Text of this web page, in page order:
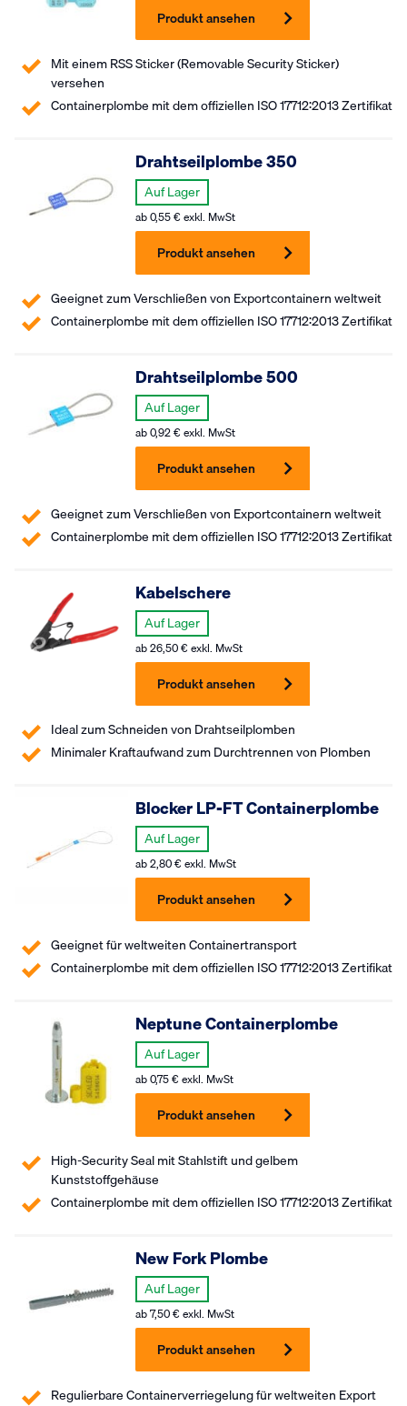
Mit einem RSS Sticker (RemovableSecurity Sticker)
versehen
Containerplombe mit dem offiziellen ISO 17712:2013 Zertifikat
Produkt ansehen
Geeignet zum Verschließen von Exportcontainern weltweit
Containerplombe mit dem offiziellen ISO 17712:2013 Zertifikat
Drahtseilplombe 350
Auf Lager
ab0,55€ exkl. MwSt
Produkt ansehen
Geeignet zum Verschließen von Exportcontainern weltweit
Containerplombe mit dem offiziellen ISO 17712:2013 Zertifikat
Drahtseilplombe 500
Auf Lager
ab0,92€ exkl. MwSt
Produkt ansehen
Ideal zum Schneiden von Drahtseilplomben
Minimaler Kraftaufwand zum Durchtrennen von Plomben
Kabelschere
Auf Lager
ab26,50€ exkl. MwSt
Produkt ansehen
Geeignet für weltweiten Containertransport
Containerplombe mit dem offiziellen ISO 17712:2013 Zertifikat
Blocker LP-FT Containerplombe
Auf Lager
ab2,80€ exkl. MwSt
Produkt ansehen
High-Security Seal mit Stahlstift und gelbem
Kunststoffgehäuse
Containerplombe mit dem offiziellen ISO 17712:2013 Zertifikat
Neptune Containerplombe
Auf Lager
ab0,75€ exkl. MwSt
Produkt ansehen
Regulierbare Containerverriegelung für weltweiten Export
New Fork Plombe
Auf Lager
ab7,50€ exkl. MwSt
Produkt ansehen